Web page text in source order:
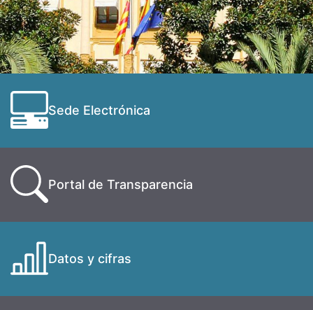
Sede Electrónica
Portal de Transparencia
Datos y cifras